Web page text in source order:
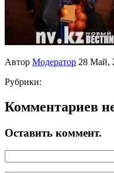
Автор Модератор 28 Май,
Рубрики:
Комментариев
Оставить коммент.